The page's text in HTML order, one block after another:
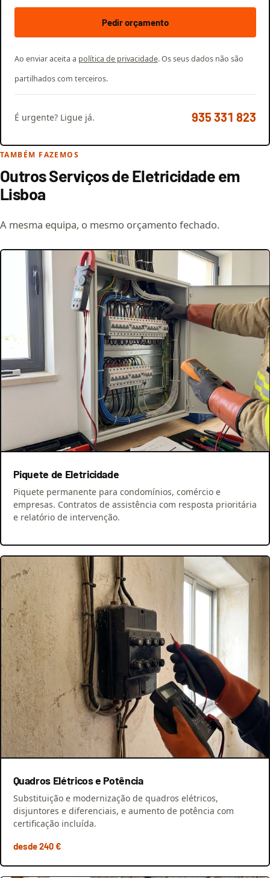
Pedir orçamento
Ao enviar aceita a política de privacidade. Os seus dados não são
partilhados com terceiros.
É urgente? Ligue já. 935 331 823
TAMBÉM FAZEMOS
Outros Serviços de Eletricidade em
Lisboa
A mesma equipa, o mesmo orçamento fechado.
Piquete de Eletricidade
Piquete permanente para condomínios, comércio e
empresas. Contratos de assistência com resposta prioritária
e relatório de intervenção.
Quadros Elétricos e Potência
Substituição e modernização de quadros elétricos,
disjuntores e diferenciais, e aumento de potência com
certificação incluída.
desde 240 €